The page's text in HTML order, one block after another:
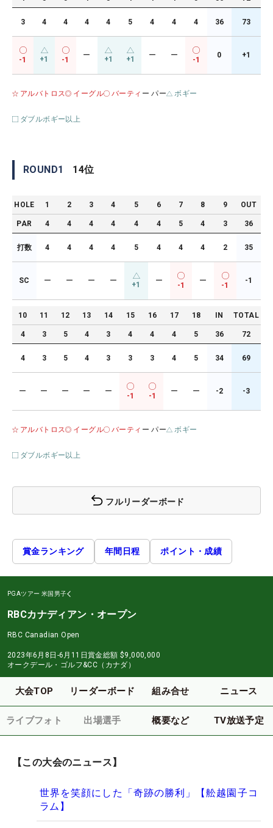
3 4 4 4 4 5 4 4 4 36 73
-1 +1 -1
ー +1 +1 ー ー
-1
0 +1
アルバトロス イーグル バーティ ー パー ボギー
ダブルボギー以上
ROUND1 14位
HOLE 1 2 3 4 5 6 7 8 9 OUT
PAR 4 4 4 4 4 4 5 4 3 36
打数 4 4 4 4 5 4 4 4 2 35
SC ー ー ー ー +1 ー
-1
ー
-1
-1
10 11 12 13 14 15 16 17 18 IN TOTAL
4 3 5 4 3 4 4 4 5 36 72
4 3 5 4 3 3 3 4 5 34 69
ー ー ー ー ー
-1 -1
ー ー -2 -3
アルバトロス イーグル バーティ ー パー ボギー
ダブルボギー以上
フルリーダーボード
賞金ランキング 年間日程 ポイント・成績
PGAツアー 米国男子
RBCカナディアン・オープン
RBC Canadian Open
2023年6月8日-6月11日賞金総額 $9,000,000
オークデール・ゴルフ&CC（カナダ）
大会TOP リーダーボード 組み合せ ニュース
ライブフォト 出場選手 概要など TV放送予定
【この大会のニュース】
世界を笑顔にした「奇跡の勝利」【舩越園子コ
ラム】